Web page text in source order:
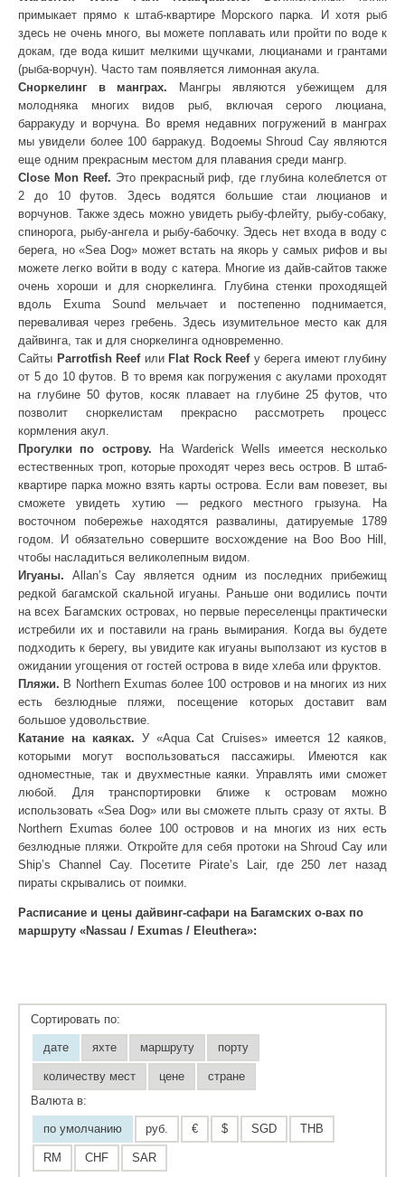
примыкает прямо к штаб-квартире Морского парка. И хотя рыб
здесь не очень много, вы можете поплавать или пройти по воде к
докам, где вода кишит мелкими щучками, люцианами и грантами
(рыба-ворчун). Часто там появляется лимонная акула.
Сноркелинг в манграх. Мангры являются убежищем для
молодняка многих видов рыб, включая серого люциана,
барракуду и ворчуна. Во время недавних погружений в манграх
мы увидели более 100 барракуд. Водоемы Shroud Cay являются
еще одним прекрасным местом для плавания среди мангр.
Close Mon Reef. Это прекрасный риф, где глубина колеблется от
2 до 10 футов. Здесь водятся большие стаи люцианов и
ворчунов. Также здесь можно увидеть рыбу-флейту, рыбу-собаку,
спинорога, рыбу-ангела и рыбу-бабочку. Эдесь нет входа в воду с
берега, но «Sea Dog» может встать на якорь у самых рифов и вы
можете легко войти в воду с катера. Многие из дайв-сайтов также
очень хороши и для сноркелинга. Глубина cтенки проходящей
вдоль Exuma Sound мельчает и постепенно поднимается,
переваливая через гребень. Здесь изумительное место как для
дайвинга, так и для сноркелинга одновременно.
Сайты Parrotfish Reefили Flat Rock Reefу берега имеют глубину
от 5 до 10 футов. В то время как погружения с акулами проходят
на глубине 50 футов, косяк плавает на глубине 25 футов, что
позволит сноркелистам прекрасно рассмотреть процесс
кормления акул.
Прогулки по острову. На Warderick Wells имеется несколько
естественных троп, которые проходят через весь остров. В штаб-
квартире парка можно взять карты острова. Если вам повезет, вы
сможете увидеть хутию — редкого местного грызуна. На
восточном побережье находятся развалины, датируемые 1789
годом. И обязательно совершите восхождение на Boo Boo Hill,
чтобы насладиться великолепным видом.
Игуаны. Allan’s Cay является одним из последних прибежищ
редкой багамской скальной игуаны. Раньше они водились почти
на всех Багамских островах, но первые переселенцы практически
истребили их и поставили на грань вымирания. Когда вы будете
подходить к берегу, вы увидите как игуаны выползают из кустов в
ожидании угощения от гостей острова в виде хлеба или фруктов.
Пляжи. В Northern Exumas более 100 островов и на многих из них
есть безлюдные пляжи, посещение которых доставит вам
большое удовольствие.
Катание на каяках. У «Aqua Cat Cruises» имеется 12 каяков,
которыми могут воспользоваться пассажиры. Имеются как
одноместные, так и двухместные каяки. Управлять ими сможет
любой. Для транспортировки ближе к островам можно
использовать «Sea Dog» или вы сможете плыть сразу от яхты. В
Northern Exumas более 100 островов и на многих из них есть
безлюдные пляжи. Откройте для себя протоки на Shroud Cay или
Ship’s Channel Cay. Посетите Pirate’s Lair, где 250 лет назад
пираты скрывались от поимки.
Расписание и цены дайвинг-сафари на Багамских о-вах по
маршруту «Nassau / Exumas / Eleuthera»:
Сортировать по:
дате яхте маршруту порту
количеству мест цене
стране
Валюта в:
по умолчанию руб. € $ SGD THB
RM CHF SAR